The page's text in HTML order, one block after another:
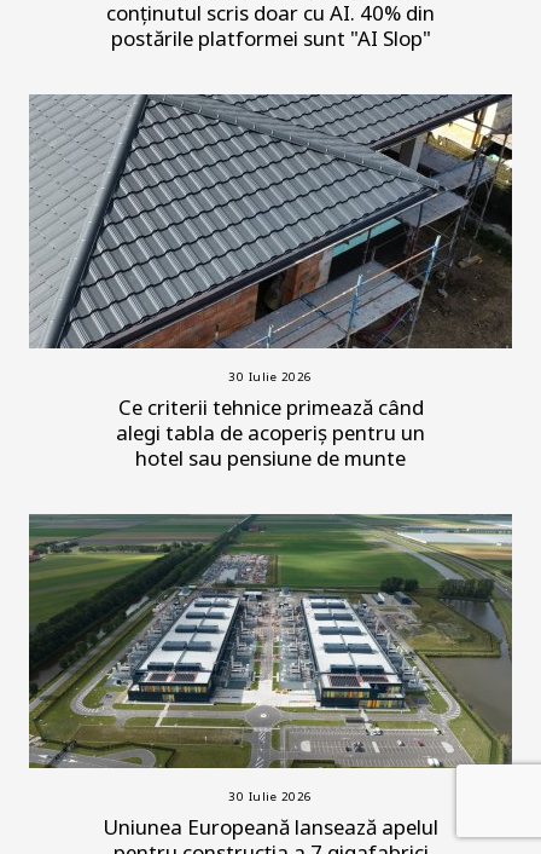
conținutul scris doar cu AI. 40% din
postările platformei sunt "AI Slop"
30 Iulie 2026
Ce criterii tehnice primează când
alegi tabla de acoperiș pentru un
hotel sau pensiune de munte
30 Iulie 2026
Uniunea Europeană lansează apelul